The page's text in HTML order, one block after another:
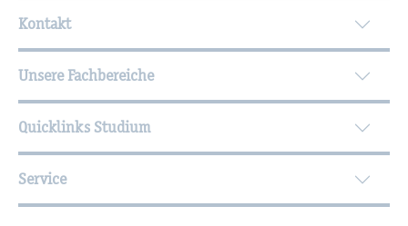
Kontakt
Unsere Fachbereiche
Quicklinks Studium
Service